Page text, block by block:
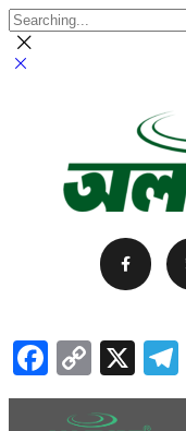
Facebook
Copy
Link
X